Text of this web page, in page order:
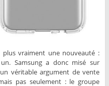
plus vraiment une nouveauté :
Samsung a donc misé sur
véritable argument de vente
pas seulement : le groupe